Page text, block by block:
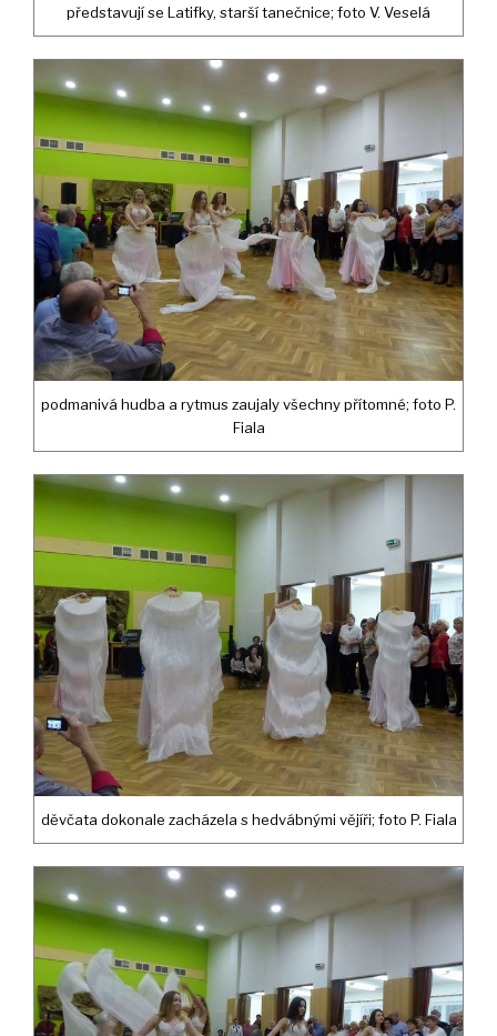
představují se Latifky, starší tanečnice; foto V. Veselá
podmanivá hudba a rytmus zaujaly všechny přítomné; foto P.
Fiala
děvčata dokonale zacházela s hedvábnými vějíři; foto P. Fiala